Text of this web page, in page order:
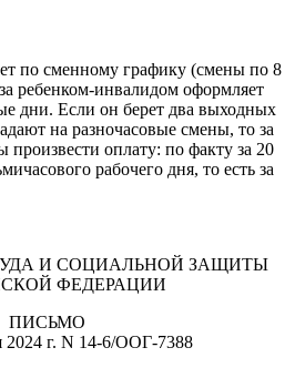
по сменному графику (смены по 8
ребенком-инвалидом оформляет
дни. Если он берет два выходных
на разночасовые смены, то за
произвести оплату: по факту за 20
рабочего дня, то есть за
И СОЦИАЛЬНОЙ ЗАЩИТЫ
ФЕДЕРАЦИИ
ПИСЬМО
2024 г. N 14-6/ООГ-7388